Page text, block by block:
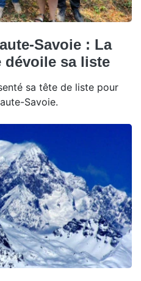
Savoie : La
dévoile sa liste
sa tête de liste pour
Savoie.